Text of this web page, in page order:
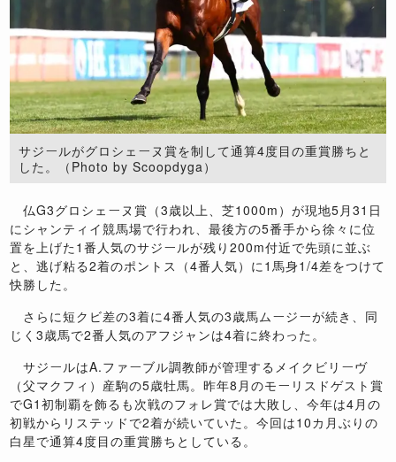
サジールがグロシェーヌ賞を制して通算4度目の重賞勝ちと
した。（Photo by Scoopdyga）
仏G3グロシェーヌ賞（3歳以上、芝1000m ）が現地5 月31 日
にシャンティイ競馬場で行われ、最後方の5番手から徐々に位
置を上げた 1番人気のサジールが残り200m付近で先頭に並ぶ
と、逃げ粘る2着のポントス（4番人気）に 1 馬身1/4差をつけて
快勝した。
さらに短クビ差の3着に4番人気の3歳馬ムージーが続き、同
じく3歳馬で2番人気のアフジャンは4着に終わった。
サジールはA.ファーブル調教師が管理するメイクビリーヴ
（父マクフィ）産駒の5歳牡馬。昨年8 月のモーリスドゲスト賞
でG1初制覇を飾るも次戦のフォレ賞では大敗し、今年は4 月の
初戦からリステッドで2着が続いていた。今回は10カ月ぶりの
白星で通算4度目の重賞勝ちとしている。